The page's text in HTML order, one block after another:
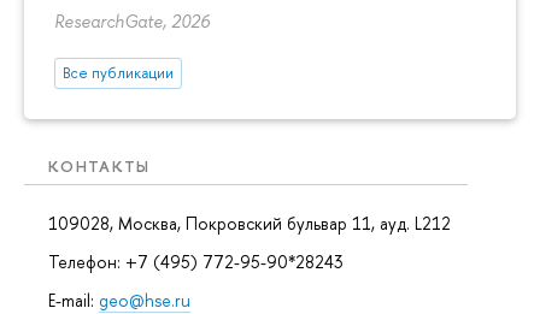
ResearchGate, 2026
Все публикации
КОНТАКТЫ
109028, Москва, Покровский бульвар 11, ауд. L212
Телефон: +7 (495) 772-95-90*28243
E-mail: geo@hse.ru